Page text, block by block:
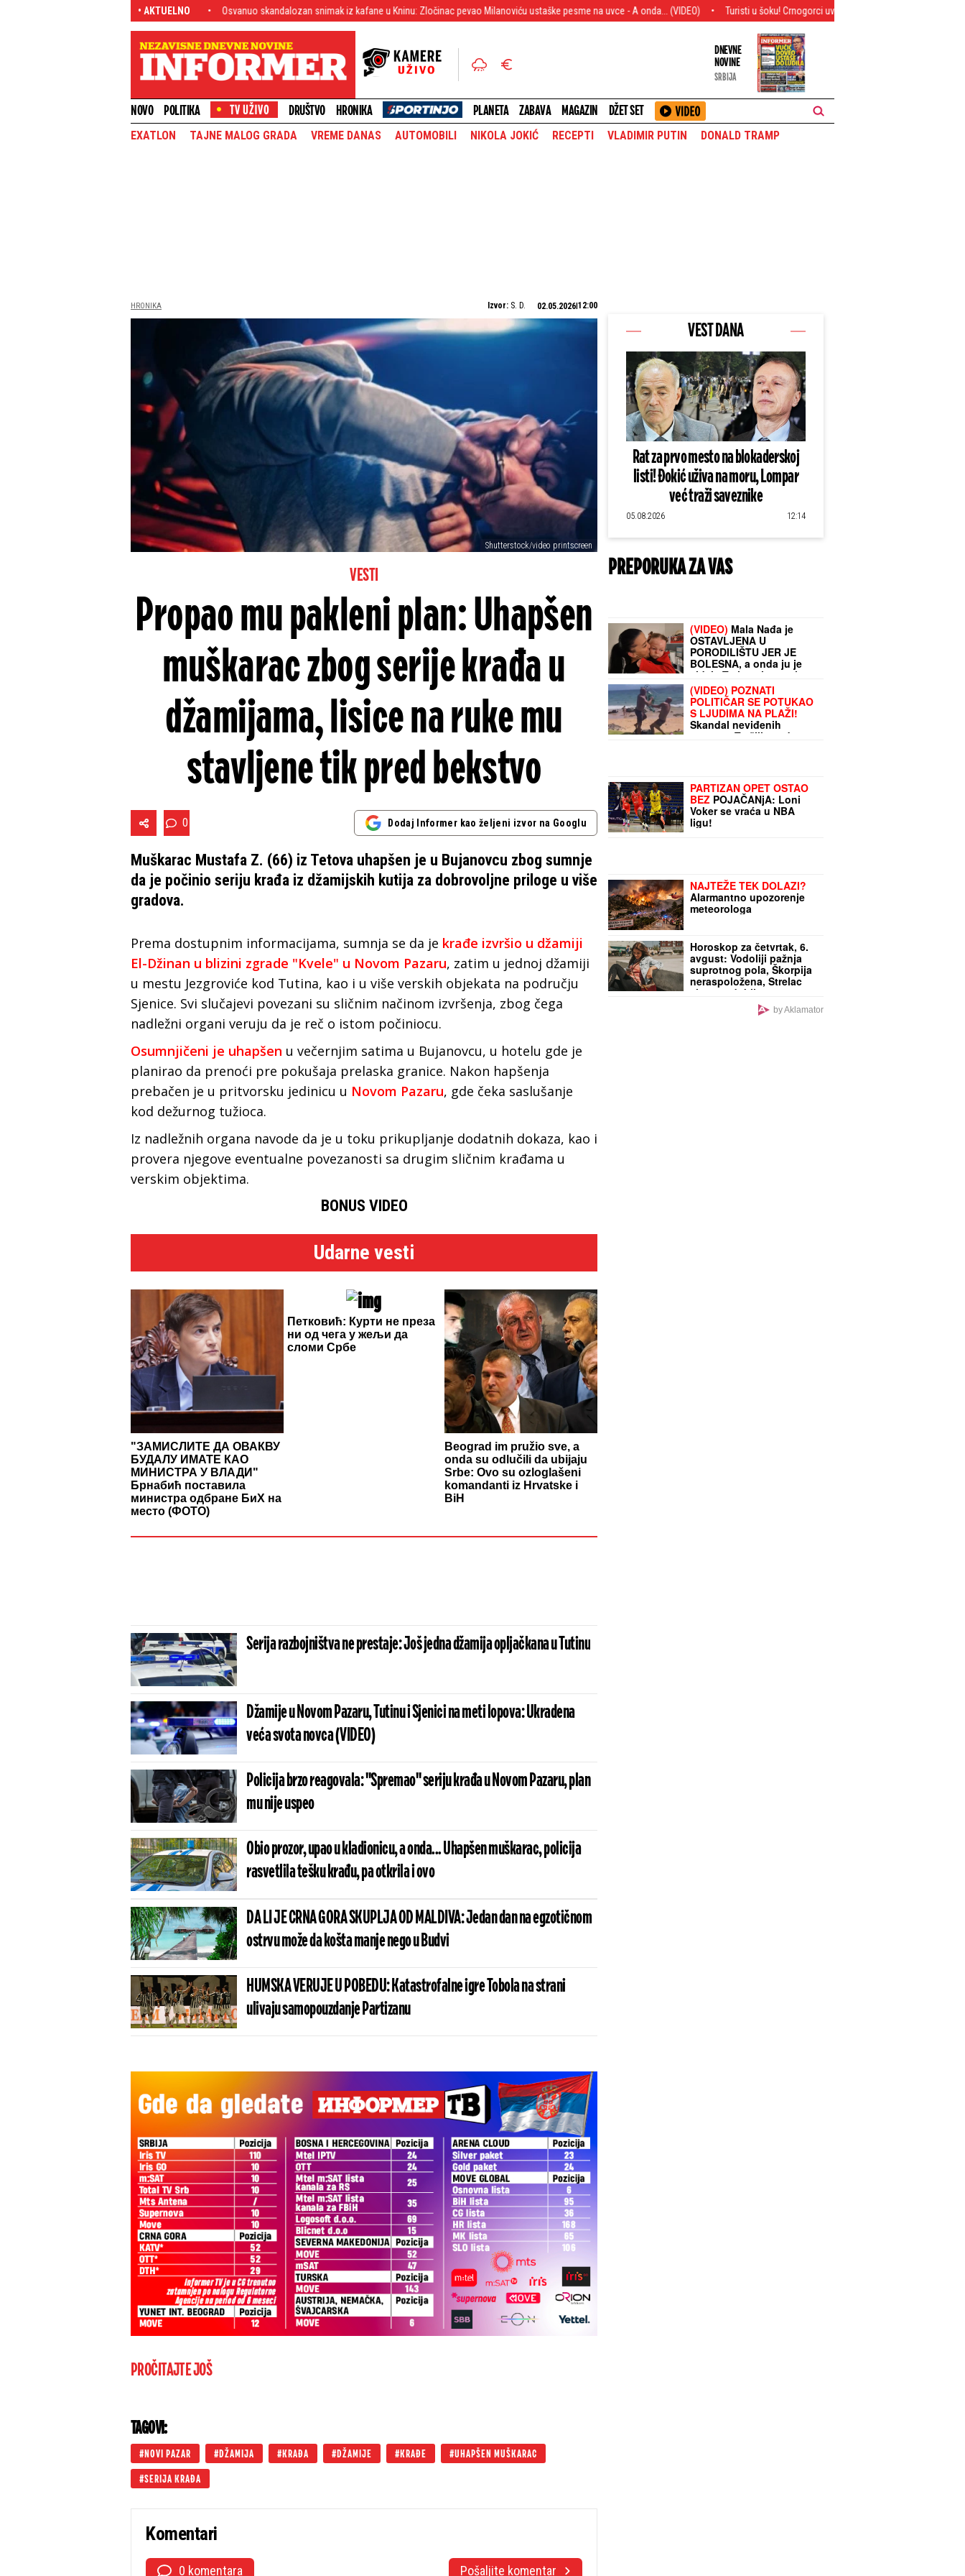
• AKTUELNO
Osvanuo skandalozan snimak iz kafane u Kninu: Zločinac pevao Milanoviću ustaške pesme na uvce - A onda... (VIDEO) Turisti u šoku! Crnogorci uveli rigorozna pravila! Ako ovo uradite, kazna i
DNEVNE
NOVINE
SRBIJA
NOVO POLITIKA DRUŠTVO HRONIKA PLANETA ZABAVA MAGAZIN DŽET SET
EXATLON TAJNE MALOG GRADA VREME DANAS AUTOMOBILI NIKOLA JOKIĆ RECEPTI VLADIMIR PUTIN DONALD TRAMP
HRONIKA Izvor: S. D. 02.05.2026 12:00
Shutterstock/video printscreen
VESTI
Propao mu pakleni plan: Uhapšen
muškarac zbog serije krađa u
džamijama, lisice na ruke mu
stavljene tik pred bekstvo
0 Dodaj Informer kao željeni izvor na Googlu
Muškarac Mustafa Z. (66) iz Tetova uhapšen je u Bujanovcu zbog sumnje
da je počinio seriju krađa iz džamijskih kutija za dobrovoljne priloge u više
gradova.
Prema dostupnim informacijama, sumnja se da je krađe izvršio u džamiji
El-Džinan u blizini zgrade "Kvele" u Novom Pazaru, zatim u jednoj džamiji
u mestu Jezgroviće kod Tutina, kao i u više verskih objekata na području
Sjenice. Svi slučajevi povezani su sličnim načinom izvršenja, zbog čega
nadležni organi veruju da je reč o istom počiniocu.
Osumnjičeni je uhapšen u večernjim satima u Bujanovcu, u hotelu gde je
planirao da prenoći pre pokušaja prelaska granice. Nakon hapšenja
prebačen je u pritvorsku jedinicu u Novom Pazaru, gde čeka saslušanje
kod dežurnog tužioca.
Iz nadležnih organa navode da je u toku prikupljanje dodatnih dokaza, kao i
provera njegove eventualne povezanosti sa drugim sličnim krađama u
verskim objektima.
BONUS VIDEO
Udarne vesti
"ЗАМИСЛИТЕ ДА ОВАКВУ
БУДАЛУ ИМАТЕ КАО
МИНИСТРА У ВЛАДИ"
Брнабић поставила
министра одбране БиХ на
место (ФОТО)
Петковић: Курти не преза
ни од чега у жељи да
сломи Србе
Beograd im pružio sve, a
onda su odlučili da ubijaju
Srbe: Ovo su ozloglašeni
komandanti iz Hrvatske i
BiH
Serija razbojništva ne prestaje: Još jedna džamija opljačkana u Tutinu
Džamije u Novom Pazaru, Tutinu i Sjenici na meti lopova: Ukradena
veća svota novca (VIDEO)
Policija brzo reagovala: "Spremao" seriju krađa u Novom Pazaru, plan
mu nije uspeo
Obio prozor, upao u kladionicu, a onda... Uhapšen muškarac, policija
rasvetlila tešku krađu, pa otkrila i ovo
DA LI JE CRNA GORA SKUPLJA OD MALDIVA: Jedan dan na egzotičnom
ostrvu može da košta manje nego u Budvi
HUMSKA VERUJE U POBEDU: Katastrofalne igre Tobola na strani
ulivaju samopouzdanje Partizanu
PROČITAJTE JOŠ
TAGOVI:
NOVI PAZAR DŽAMIJA KRAĐA DŽAMIJE KRAĐE UHAPŠEN MUŠKARAC
SERIJA KRAĐA
Komentari
0 komentara Pošaljite komentar
VEST DANA
Rat za prvo mesto na blokaderskoj
listi! Đokić uživa na moru, Lompar
već traži saveznike
05.08.2026 12:14
PREPORUKA ZA VAS
(VIDEO) Mala Nađa je
OSTAVLJENA U
PORODILIŠTU JER JE
BOLESNA, a onda ju je
videla Tatjana i postala
njena mama! Priča o
devojčici-leptiru, njenoj
dobroj vili i neizmernoj
dobroti i ljubavi
(VIDEO) POZNATI
POLITIČAR SE POTUKAO
S LJUDIMA NA PLAŽI!
Skandal neviđenih
razmera: Tražili mu da
PARTIZAN OPET OSTAO
BEZ POJAČANjA: Loni
Voker se vraća u NBA
ligu!
NAJTEŽE TEK DOLAZI?
Alarmantno upozorenje
meteorologa
Horoskop za četvrtak, 6.
avgust: Vodoliji pažnja
suprotnog pola, Škorpija
neraspoložena, Strelac
sigurno dobija novac
by Aklamator